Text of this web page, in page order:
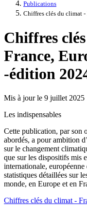
Publications
Chiffres clés du climat
Chiffres
France,
-édition
Mis à jour le 9 juillet 2025
Les indispensables
Cette publication, par son
abordés, a pour ambition
sur le changement
que sur les dispositifs mis
internationale,
statistiques détaillées sur
monde, en Europe et en
Chiffres clés du climat -